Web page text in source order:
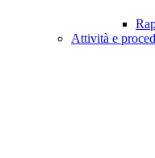
Attività e